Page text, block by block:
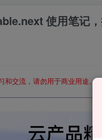
使用笔记
和交流，请勿用于商业用途。